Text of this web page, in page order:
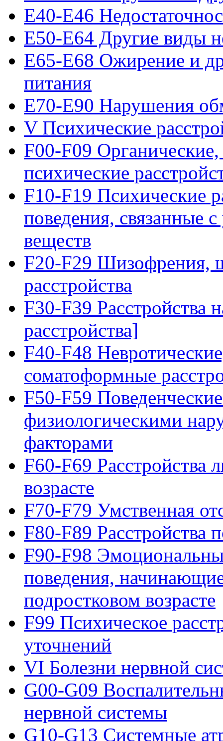
E40-E46
E50-E64 Другие виды
E65-E68 Ожирение и
питания
E70-E90 Нарушения
V Психические
F00-F09
психические
F10-F19 Психические
поведения, связанные
веществ
F20-F29 Шизофрения,
расстройства
F30-F39 Расстройства
расстройства]
F40-F48
соматоформные
F50-F59
физиологическими
факторами
F60-F69 Расстройства
возрасте
F70-F79 Умственная
F80-F89 Расстройства
F90-F98
поведения,
подростковом возрасте
F99 Психическое
уточнений
VI Болезни нервной
G00-G09
нервной системы
G10-G13 Системные